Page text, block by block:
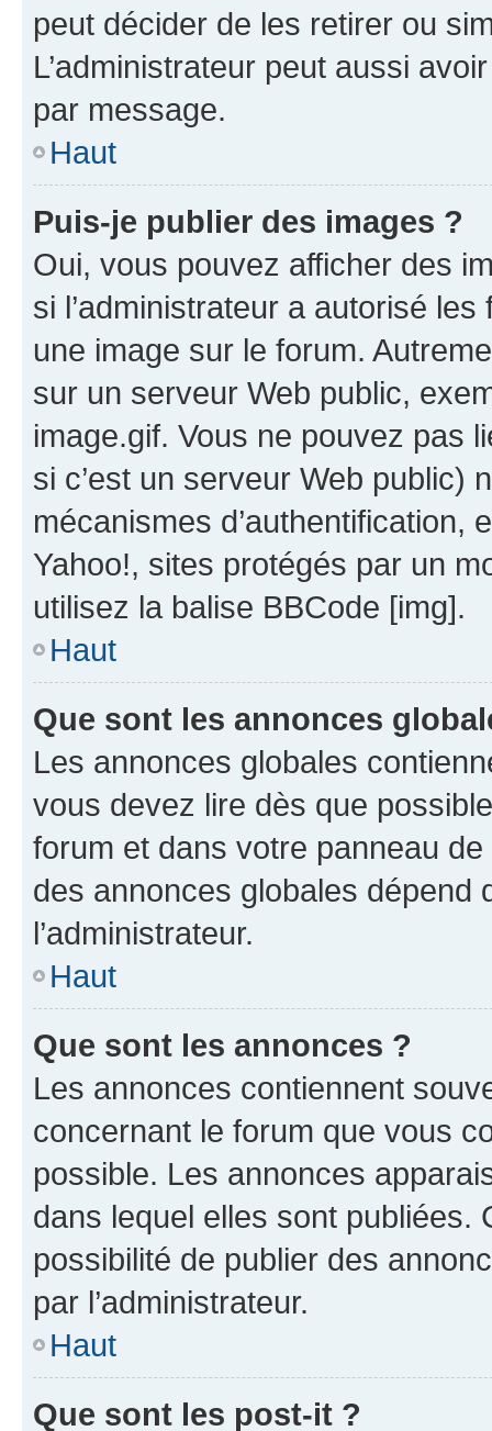
peut décider de les retirer ou
L’administrateur peut aussi
par message.
Haut
Puis-je publier des images ?
Oui, vous pouvez afficher des
si l’administrateur a autorisé
une image sur le forum.
sur un serveur Web public,
image.gif. Vous ne pouvez pas
si c’est un serveur Web public)
mécanismes d’authentification,
Yahoo!, sites protégés par un
utilisez la balise BBCode [img].
Haut
Que sont les annonces
Les annonces globales
vous devez lire dès que
forum et dans votre panneau
des annonces globales dépend
l’administrateur.
Haut
Que sont les annonces ?
Les annonces contiennent
concernant le forum que vous
possible. Les annonces
dans lequel elles sont publiées.
possibilité de publier des
par l’administrateur.
Haut
Que sont les post-it ?